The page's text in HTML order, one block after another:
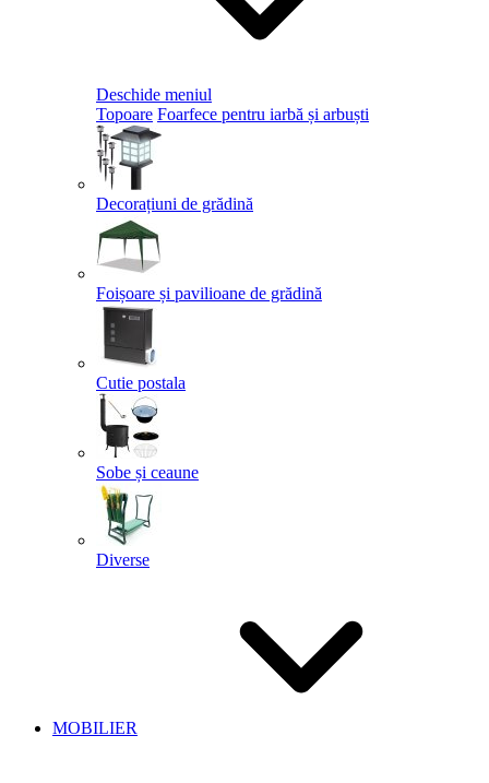
Deschide meniul
Topoare Foarfece pentru iarbă și arbuști
Decorațiuni de grădină
Foișoare și pavilioane de grădină
Cutie postala
Sobe și ceaune
Diverse
MOBILIER